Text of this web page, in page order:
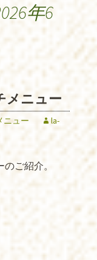
年6
メニュー
ニュー
la-
ご紹介。